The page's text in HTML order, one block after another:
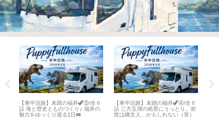
【車中泊旅】未踏の福井🦖⑤/全６
話 海と歴史とものづくり♪ 福井の
魅力をゆっくり巡る1日🚐
【車中泊旅】未踏の福井🦖④/全６
話 三方五湖の絶景にうっとり。前
世は縄文人…かもしれない（笑）